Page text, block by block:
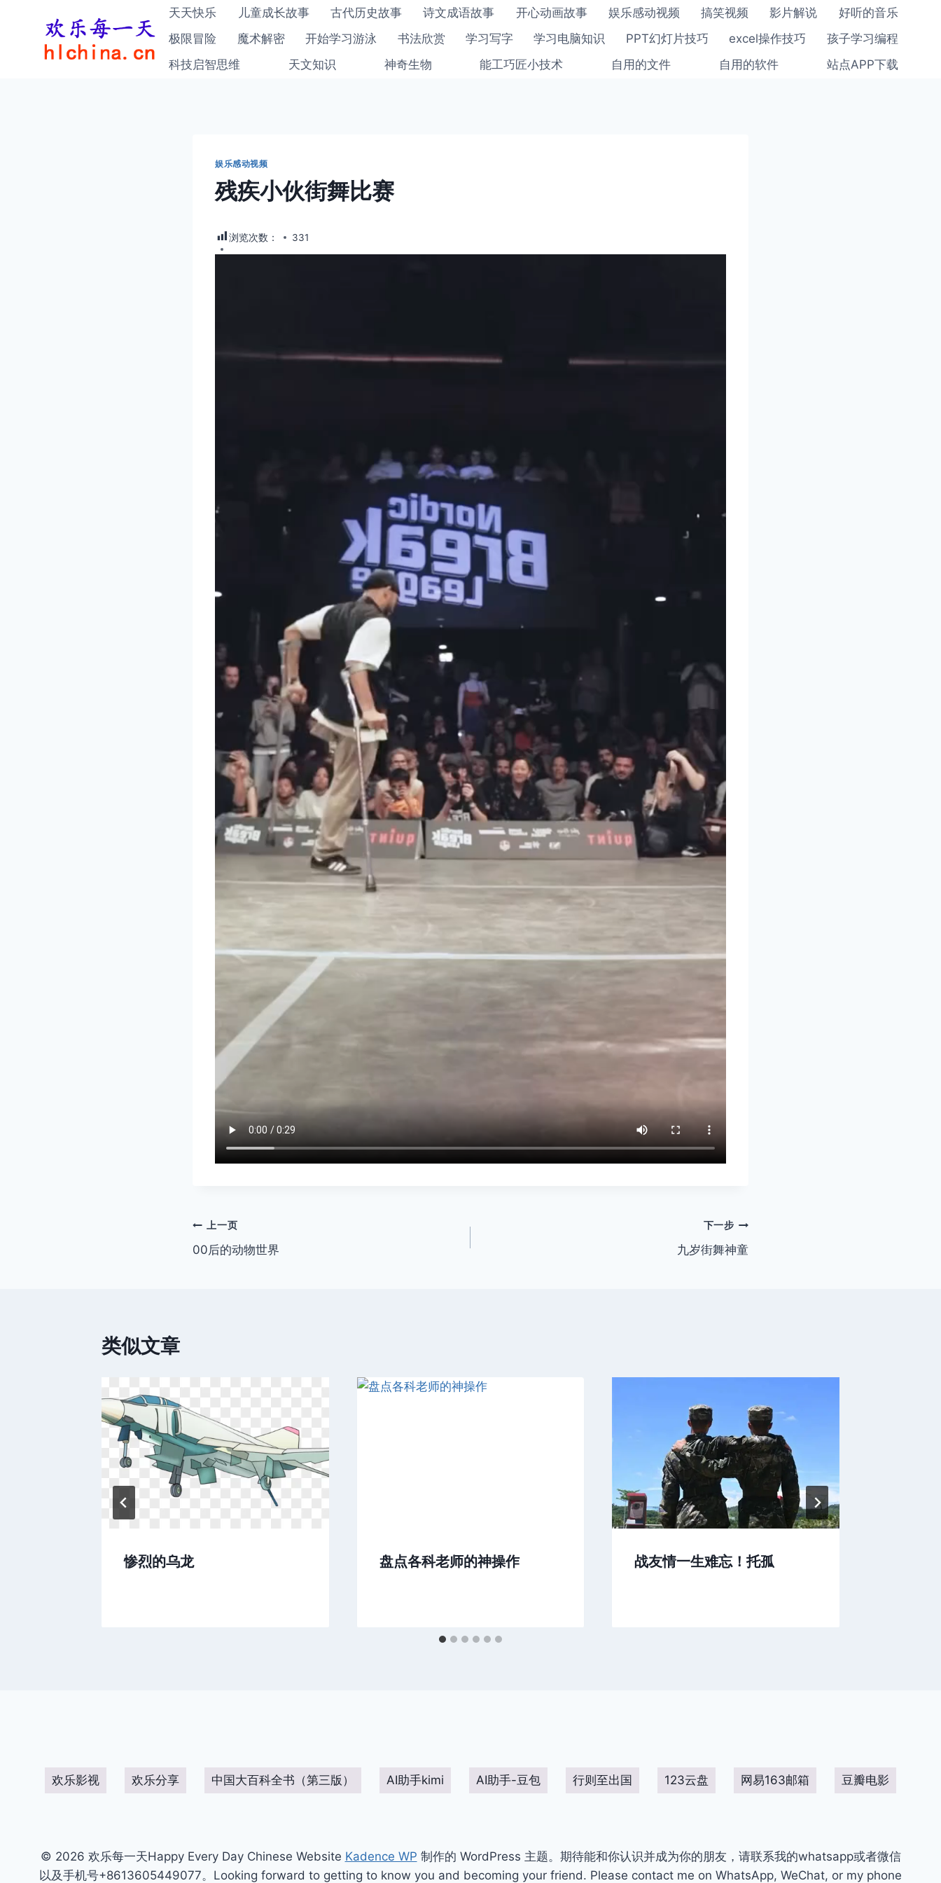
天天快乐 儿童成长故事 古代历史故事 诗文成语故事 开心动画故事 娱乐感动视频 搞笑视频 影片解说
好听的音乐
极限冒险
魔术解密 开始学习游泳 书法欣赏 学习写字 学习电脑知识 PPT幻灯片技巧 excel操作技巧
孩子学习编程
科技启智思维
天文知识 神奇生物 能工巧匠小技术 自用的文件 自用的软件 站点APP下载
娱乐感动视频
残疾小伙街舞比赛
浏览次数： 331
文
章
上一页
00后的动物世界
下一步
九岁街舞神童
类似文章
惨烈的乌龙 盘点各科老师的神操作 战友情一生难忘！托孤
欢乐影视 欢乐分享 中国大百科全书（第三版） AI助手kimi AI助手-豆包 行则至出国 123云盘 网易163邮箱 豆瓣电影
© 2026 欢乐每一天Happy Every Day Chinese Website Kadence WP 制作的 WordPress 主题。期待能和你认识并成为你的朋友，请联系我的whatsapp或者微信
以及手机号+8613605449077。Looking forward to getting to know you and becoming your friend. Please contact me on WhatsApp, WeChat, or my phone